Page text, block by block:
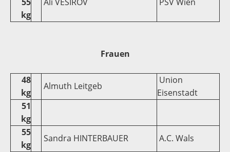
kg
Frauen
48
kg
Almuth Leitgeb
Union
Eisenstadt
51
kg
55
kg
Sandra HINTERBAUER
A.C. Wals